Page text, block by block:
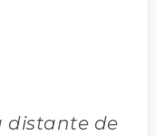
distante de